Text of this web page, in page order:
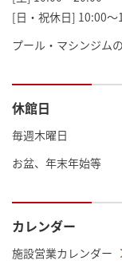
[日・祝休日] 10:00～
プール・マシンジム
休館日
毎週木曜日
お盆、年末年始等
カレンダー
施設営業カレンダー